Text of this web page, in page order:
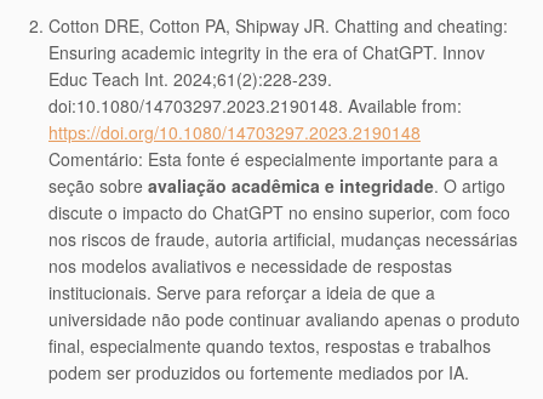
Cotton DRE, Cotton PA, Shipway JR. Chatting and cheating:
Ensuring academic integrity in the era of ChatGPT. Innov
Educ Teach Int. 2024;61(2):228-239.
doi:10.1080/14703297.2023.2190148. Available from:
https://doi.org/10.1080/14703297.2023.2190148
Comentário: Esta fonte é especialmente importante para a
seção sobre avaliação acadêmica e integridade. O artigo
discute o impacto do ChatGPT no ensino superior, com foco
nos riscos de fraude, autoria artificial, mudanças necessárias
nos modelos avaliativos e necessidade de respostas
institucionais. Serve para reforçar a ideia de que a
universidade não pode continuar avaliando apenas o produto
final, especialmente quando textos, respostas e trabalhos
podem ser produzidos ou fortemente mediados por IA.